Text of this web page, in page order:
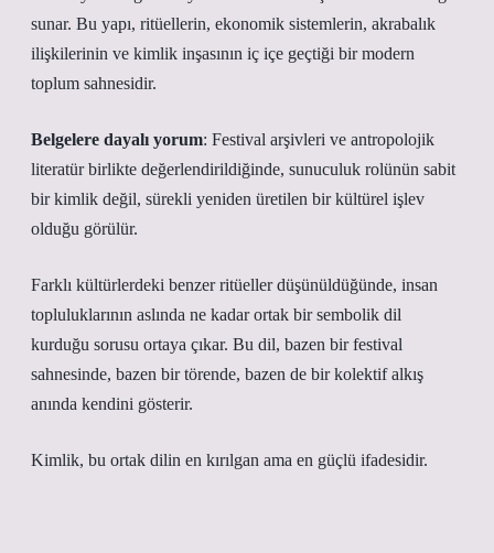
sunar. Bu yapı, ritüellerin, ekonomik sistemlerin, akrabalık
ilişkilerinin ve kimlik inşasının iç içe geçtiği bir modern
toplum sahnesidir.
Belgelere dayalı yorum: Festival arşivleri ve antropolojik
literatür birlikte değerlendirildiğinde, sunuculuk rolünün sabit
bir kimlik değil, sürekli yeniden üretilen bir kültürel işlev
olduğu görülür.
Farklı kültürlerdeki benzer ritüeller düşünüldüğünde, insan
topluluklarının aslında ne kadar ortak bir sembolik dil
kurduğu sorusu ortaya çıkar. Bu dil, bazen bir festival
sahnesinde, bazen bir törende, bazen de bir kolektif alkış
anında kendini gösterir.
Kimlik, bu ortak dilin en kırılgan ama en güçlü ifadesidir.